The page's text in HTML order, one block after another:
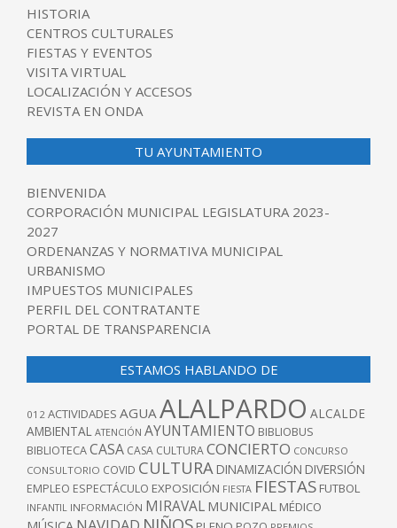
HISTORIA
CENTROS CULTURALES
FIESTAS Y EVENTOS
VISITA VIRTUAL
LOCALIZACIÓN Y ACCESOS
REVISTA EN ONDA
TU AYUNTAMIENTO
BIENVENIDA
CORPORACIÓN MUNICIPAL LEGISLATURA 2023-
2027
ORDENANZAS Y NORMATIVA MUNICIPAL
URBANISMO
IMPUESTOS MUNICIPALES
PERFIL DEL CONTRATANTE
PORTAL DE TRANSPARENCIA
ESTAMOS HABLANDO DE
012 ACTIVIDADES AGUA ALALPARDO ALCALDE
AMBIENTAL ATENCIÓN AYUNTAMIENTO BIBLIOBUS
BIBLIOTECACASA CASA CULTURACONCIERTO CONCURSO
CONSULTORIO COVID CULTURA DINAMIZACIÓN DIVERSIÓN
EMPLEO ESPECTÁCULO EXPOSICIÓN FIESTA FIESTAS FUTBOL
INFANTIL INFORMACIÓN MIRAVAL MUNICIPAL MÉDICO